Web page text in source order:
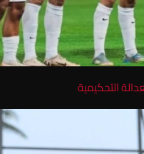
التحكيمية